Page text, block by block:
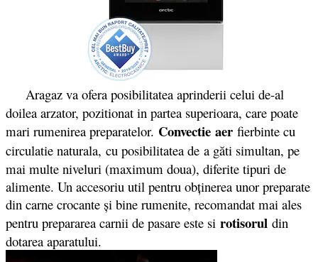
Aragaz va ofera posibilitatea aprinderii celui de-al
doilea arzator, pozitionat in partea superioara, care poate
mari rumenirea preparatelor. Convectie aer fierbinte cu
circulatie naturala, cu posibilitatea de a găti simultan, pe
mai multe niveluri (maximum doua), diferite tipuri de
alimente. Un accesoriu util pentru obţinerea unor preparate
din carne crocante şi bine rumenite, recomandat mai ales
pentru prepararea carnii de pasare este si rotisorul din
dotarea aparatului.